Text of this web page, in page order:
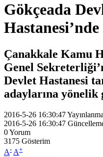
Gökçeada
Çanakkale Kamu
Genel
Devlet Hastanesi
adaylarına yönelik
2016-5-26 16:30:47Yayınlanma
2016-5-26 16:30:47
0Yorum
3175 Gösterim
A- A+